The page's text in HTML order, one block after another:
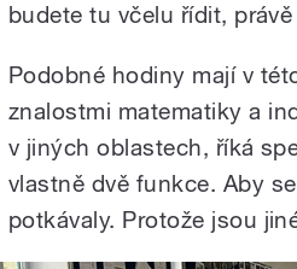
budete tu včelu řídit,
Podobné hodiny mají v
znalostmi matematiky a
v jiných oblastech, říká
vlastně dvě funkce. Aby
potkávaly. Protože jsou